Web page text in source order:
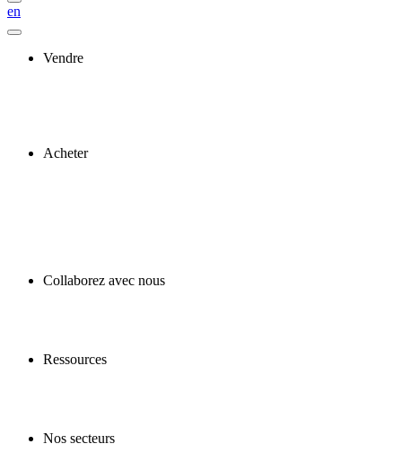
en
Vendre
Acheter
Collaborez avec nous
Ressources
Nos secteurs